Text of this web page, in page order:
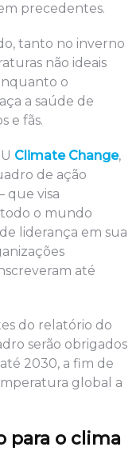
precedentes.
tanto no inverno
não ideais
o
a saúde de
e fãs.
Climate Change,
de ação
que visa
o mundo
liderança em sua
até
do relatório do
serão obrigados
2030, a fim de
global a
para o clima